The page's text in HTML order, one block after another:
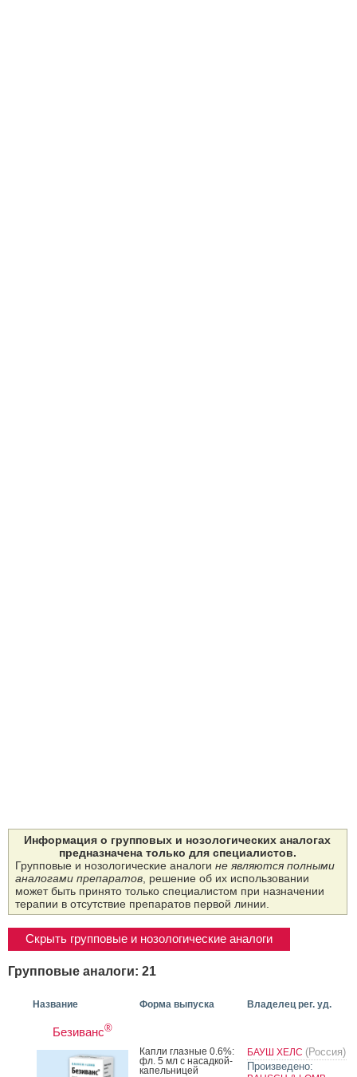
Информация о групповых и нозологических аналогах
предназначена только для специалистов.
Групповые и нозологические аналоги не являются полными
аналогами препаратов , решение об их использовании
может быть принято только специалистом при назначении
терапии в отсутствие препаратов первой линии.
Скрыть групповые и нозологические аналоги
Групповые аналоги: 21
Название Форма выпуска Владелец рег. уд.
Безиванс®
Кап­ли глаз­ные 0.6%:
фл. 5 мл с на­сад­кой-
ка­пель­ни­цей
БАУШ ХЕЛС (Россия)
Произведено: